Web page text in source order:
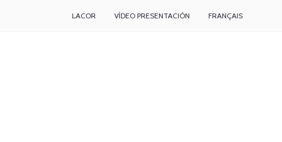
LACOR VÍDEO PRESENTACIÓN FRANÇAIS